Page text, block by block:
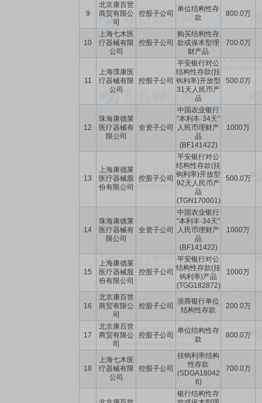
9
北京康百世
商贸有限公
司
控股子公司
单位结构性存
款
800.0万
10
上海七木医
疗器械有限
公司
控股子公司
购买结构性存
款或保本型理
财产品
700.0万
11
上海璞康医
疗器械有限
公司
控股子公司
平安银行对公
结构性存款(挂
钩利率)开放型
31天人民币产
品
500.0万
12
珠海康德莱
医疗器械有
限公司
全资子公司
中国农业银行
“本利丰·34天”
人民币理财产
品
(BF141422)
1000万
13
上海康德莱
医疗器械股
份有限公司
控股子公司
平安银行对公
结构性存款(挂
钩利率)开放型
92天人民币产
品
(TGN170001)
500.0万
14
珠海康德莱
医疗器械有
限公司
全资子公司
中国农业银行
“本利丰·34天”
人民币理财产
品
(BF141422)
1000万
15
上海康德莱
医疗器械股
份有限公司
控股子公司
平安银行对公
结构性存款(挂
钩利率)产品
(TGG182872)
1000万
16
北京康百世
商贸有限公
司
控股子公司
浙商银行单位
结构性存款
200.0万
17
北京康百世
商贸有限公
司
控股子公司
单位结构性存
款
800.0万
18
上海七木医
疗器械有限
公司
控股子公司
挂钩利率结构
性存款
(SDGA18042
6)
700.0万
银行结构性存